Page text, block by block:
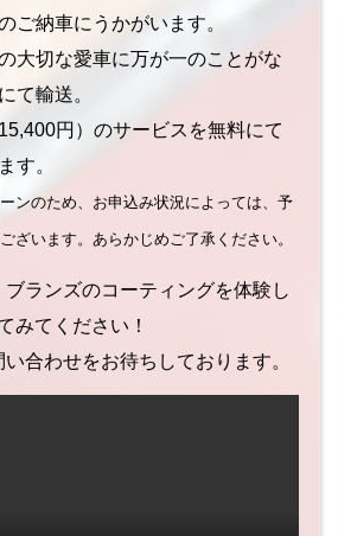
ご納車にうかがいます。
大切な愛車に万が一のことがな
て輸送。
円）のサービスを無料にて
す。
ンのため、お申込み状況によっては、予
ざいます。あらかじめご了承ください。
ブランズのコーティングを体験し
みてください！
合わせをお待ちしております。